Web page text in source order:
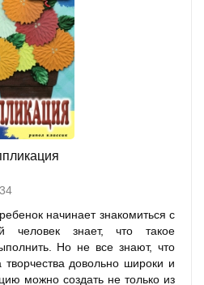
начинает знакомиться с
человек знает, что такое
Но не все знают, что
творчества довольно широки и
можно создать не только из